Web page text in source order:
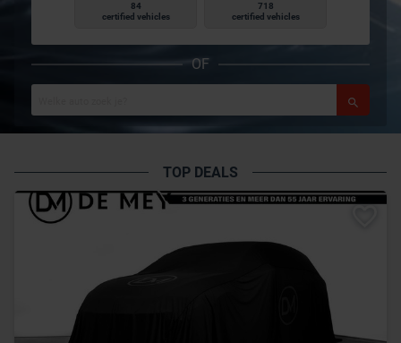
84
certified vehicles
718
certified vehicles
OF
TOP DEALS